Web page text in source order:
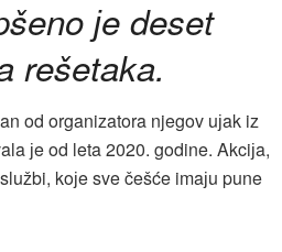
јe deset
rešetaka.
od organizatora njegov uјak iz
јe od leta 2020. godine. Akciјa,
koјe sve češće imaјu pune